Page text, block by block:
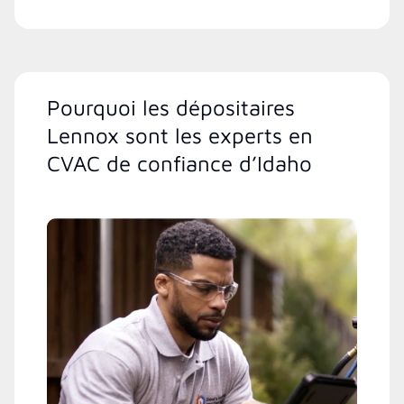
Pourquoi les dépositaires
Lennox sont les experts en
CVAC de confiance d’Idaho